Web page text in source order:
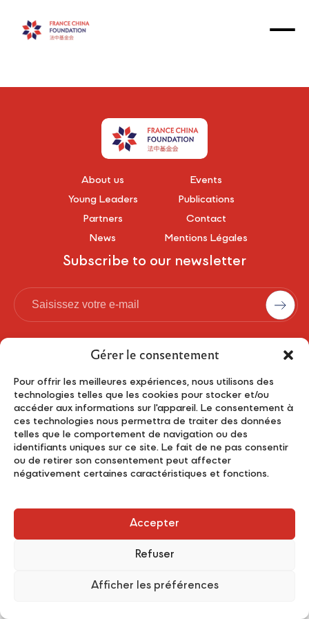
Gérer le consentement
Pour offrir les meilleures expériences, nous utilisons des
technologies telles que les cookies pour stocker et/ou
accéder aux informations sur l'appareil. Le consentement à
ces technologies nous permettra de traiter des données
telles que le comportement de navigation ou des
identifiants uniques sur ce site. Le fait de ne pas consentir
ou de retirer son consentement peut affecter
négativement certaines caractéristiques et fonctions.
Accepter
Refuser
Afficher les préférences
About us
Young Leaders
Partners
News
Events
Publications
Contact
Mentions Légales
Subscribe to our newsletter
© 2026 Made byBato Agency Web